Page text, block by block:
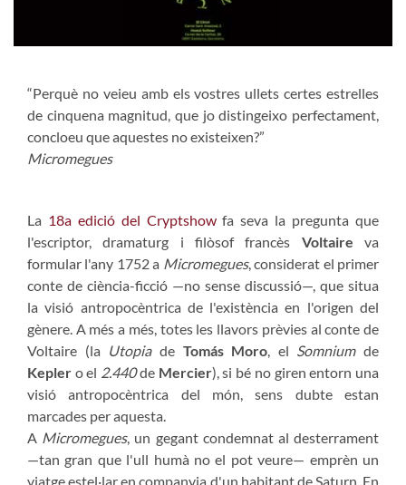
“Perquè no veieu amb els vostres ullets certes estrelles
de cinquena magnitud, que jo distingeixo perfectament,
concloeu que aquestes no existeixen?”
Micromegues
La 18a edició del Cryptshowfa seva la pregunta que
l'escriptor, dramaturg i filòsof francès Voltaire va
formular l'any 1752 a Micromegues, considerat el primer
conte de ciència-ficció —no sense discussió—, que situa
la visió antropocèntrica de l'existència en l'origen del
gènere. A més a més, totes les llavors prèvies al conte de
Voltaire (la Utopia de Tomás Moro , el Somnium de
Kepler o el 2.440de Mercier), si bé no giren entorn una
visió antropocèntrica del món, sens dubte estan
marcades per aquesta.
A Micromegues, un gegant condemnat al desterrament
—tan gran que l'ull humà no el pot veure— emprèn un
viatge estel·lar en companyia d'un habitant de Saturn. En